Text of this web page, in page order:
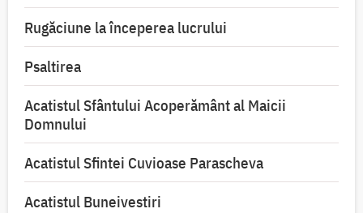
Rugăciune la începerea lucrului
Psaltirea
Acatistul Sfântului Acoperământ al Maicii
Domnului
Acatistul Sfintei Cuvioase Parascheva
Acatistul Buneivestiri